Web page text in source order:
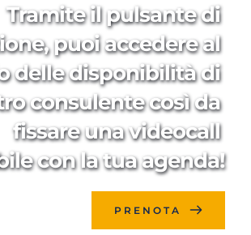
Tramite il pulsante di
puoi accedere al
delle disponibilità di
consulente così da
fissare una videocall
con la tua agenda!
PRENOTA